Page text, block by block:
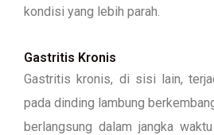
kondisi yang lebih parah.
Gastritis Kronis
Gastritis kronis, di sisi lain,
pada dinding lambung
berlangsung dalam jangka